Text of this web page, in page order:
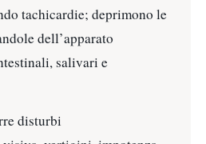
tachicardie; deprimono le
dell’apparato
salivari e
disturbi